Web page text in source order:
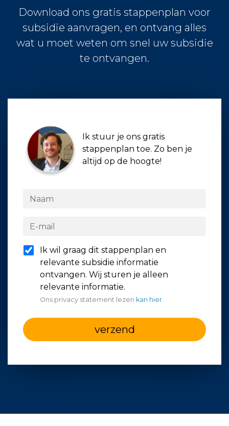
Download ons gratis stappenplan voor
subsidie aanvragen, en ontvang alles
wat u moet weten om snel uw subsidie
te ontvangen.
Ik stuur je ons gratis
stappenplan toe. Zo ben je
altijd op de hoogte!
Ik wil graag dit stappenplan en
relevante subsidie informatie
ontvangen. Wij sturen je alleen
relevante informatie.
Ons privacy statement lezen kan hier
verzend